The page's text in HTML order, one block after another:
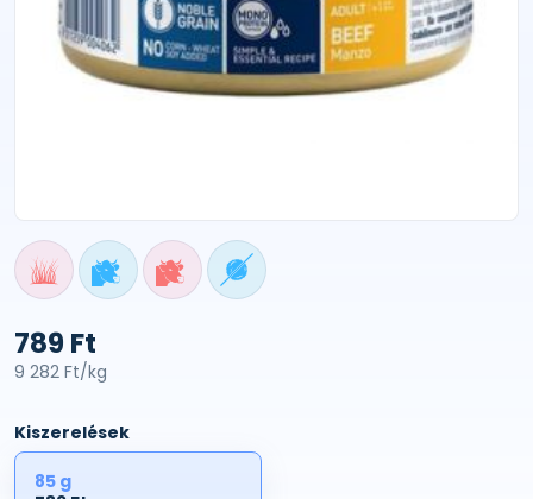
789 Ft
9 282 Ft/kg
Kiszerelések
85 g